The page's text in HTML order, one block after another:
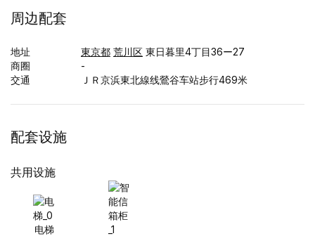
周边配套
地址 東京都 荒川区 東日暮里4丁目36ー27
商圈
-
交通
ＪＲ京浜東北線线鶯谷车站步行469米
配套设施
共用设施
电梯